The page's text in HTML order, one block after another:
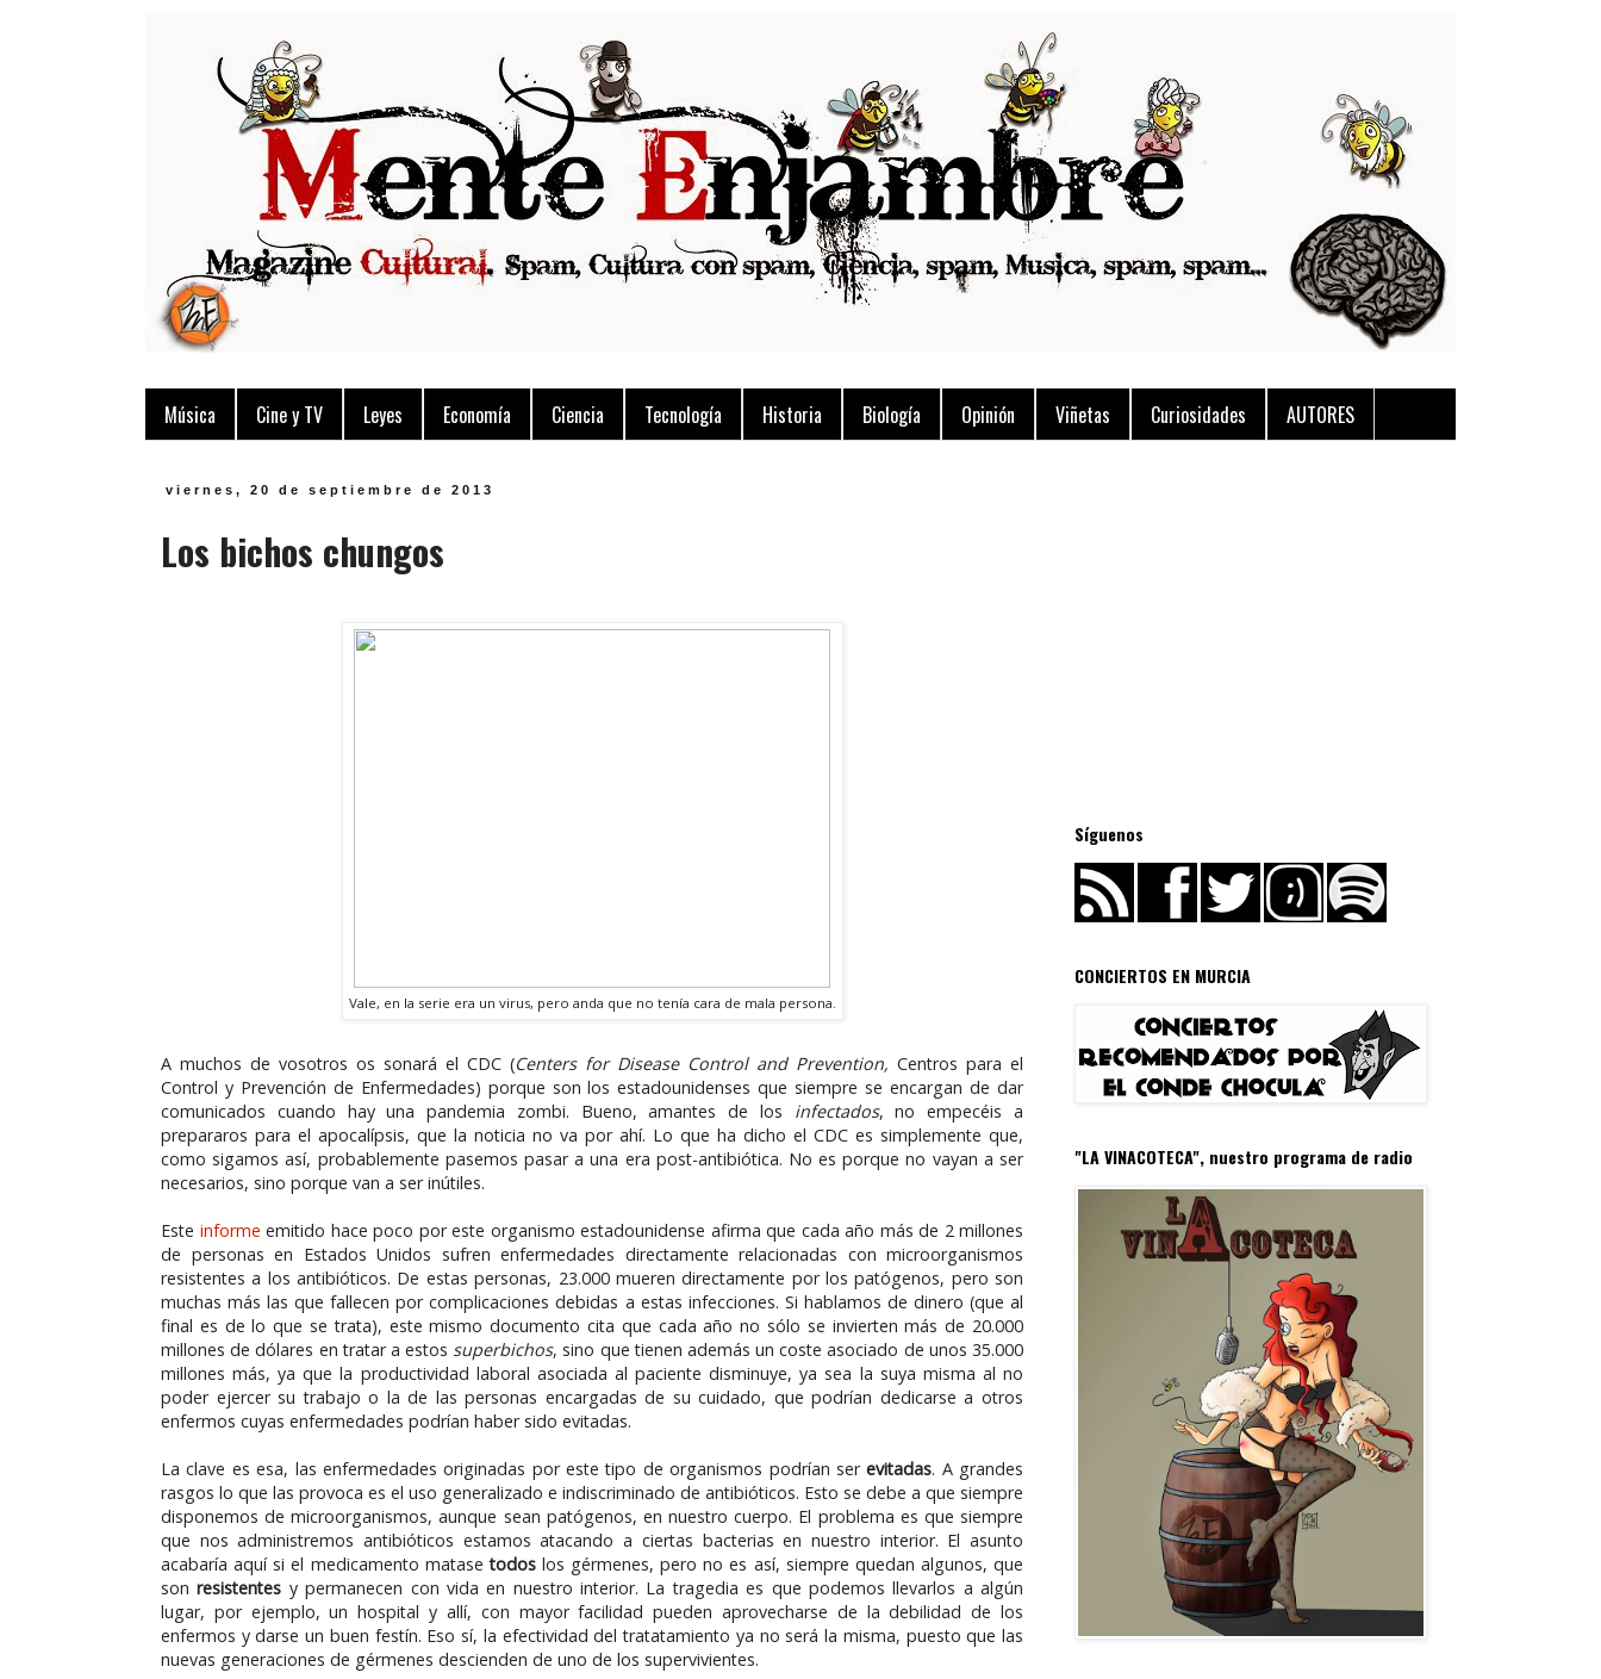
Música Cine y TV Leyes Economía Ciencia Tecnología Historia Biología Opinión Viñetas Curiosidades AUTORES
viernes, 20 de septiembre de 2013
Los bichos chungos
Vale, en la serie era un virus, pero anda que no tenía cara de mala persona.
A muchos de vosotros os sonará el CDC (Centers for Disease Control and Prevention, Centros para el
Control y Prevención de Enfermedades) porque son los estadounidenses que siempre se encargan de dar
comunicados cuando hay una pandemia zombi. Bueno, amantes de los infectados, no empecéis a
prepararos para el apocalípsis, que la noticia no va por ahí. Lo que ha dicho el CDC es simplemente que,
como sigamos así, probablemente pasemos pasar a una era post-antibiótica. No es porque no vayan a ser
necesarios, sino porque van a ser inútiles.
Este informe emitido hace poco por este organismo estadounidense afirma que cada año más de 2 millones
de personas en Estados Unidos sufren enfermedades directamente relacionadas con microorganismos
resistentes a los antibióticos. De estas personas, 23.000 mueren directamente por los patógenos, pero son
muchas más las que fallecen por complicaciones debidas a estas infecciones. Si hablamos de dinero (que al
final es de lo que se trata), este mismo documento cita que cada año no sólo se invierten más de 20.000
millones de dólares en tratar a estos superbichos, sino que tienen además un coste asociado de unos 35.000
millones más, ya que la productividad laboral asociada al paciente disminuye, ya sea la suya misma al no
poder ejercer su trabajo o la de las personas encargadas de su cuidado, que podrían dedicarse a otros
enfermos cuyas enfermedades podrían haber sido evitadas.
La clave es esa, las enfermedades originadas por este tipo de organismos podrían serevitadas. A grandes
rasgos lo que las provoca es el uso generalizado e indiscriminado de antibióticos. Esto se debe a que siempre
disponemos de microorganismos, aunque sean patógenos, en nuestro cuerpo. El problema es que siempre
que nos administremos antibióticos estamos atacando a ciertas bacterias en nuestro interior. El asunto
acabaría aquí si el medicamento matasetodoslos gérmenes, pero no es así, siempre quedan algunos, que
sonresistentes y permanecen con vida en nuestro interior. La tragedia es que podemos llevarlos a algún
lugar, por ejemplo, un hospital y allí, con mayor facilidad pueden aprovecharse de la debilidad de los
enfermos y darse un buen festín. Eso sí, la efectividad del tratatamiento ya no será la misma, puesto que las
nuevas generaciones de gérmenes descienden de uno de los supervivientes.
Síguenos
CONCIERTOS EN MURCIA
"LA VINACOTECA", nuestro programa de radio